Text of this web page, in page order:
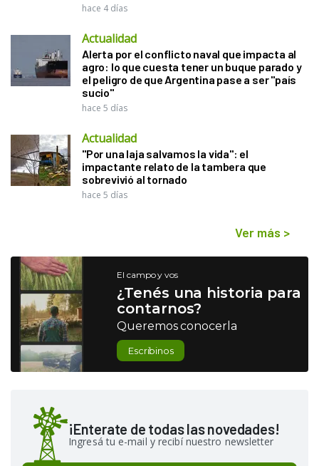
hace 4 días
Actualidad
Alerta por el conflicto naval que impacta al
agro: lo que cuesta tener un buque parado y
el peligro de que Argentina pase a ser "país
sucio"
hace 5 días
Actualidad
"Por una laja salvamos la vida": el
impactante relato de la tambera que
sobrevivió al tornado
hace 5 días
Ver más >
El campo y vos
¿Tenés una historia para
contarnos?
Queremos conocerla
Escribinos
¡Enterate de todas las novedades!
Ingresá tu e-mail y recibí nuestro newsletter